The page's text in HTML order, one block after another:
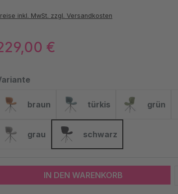
inkl. MwSt. zzgl. Versandkosten
€
braun
braun
türkis
türkis
grün
grün
grau
grau
schwarz
schwarz
IN DEN WARENKORB